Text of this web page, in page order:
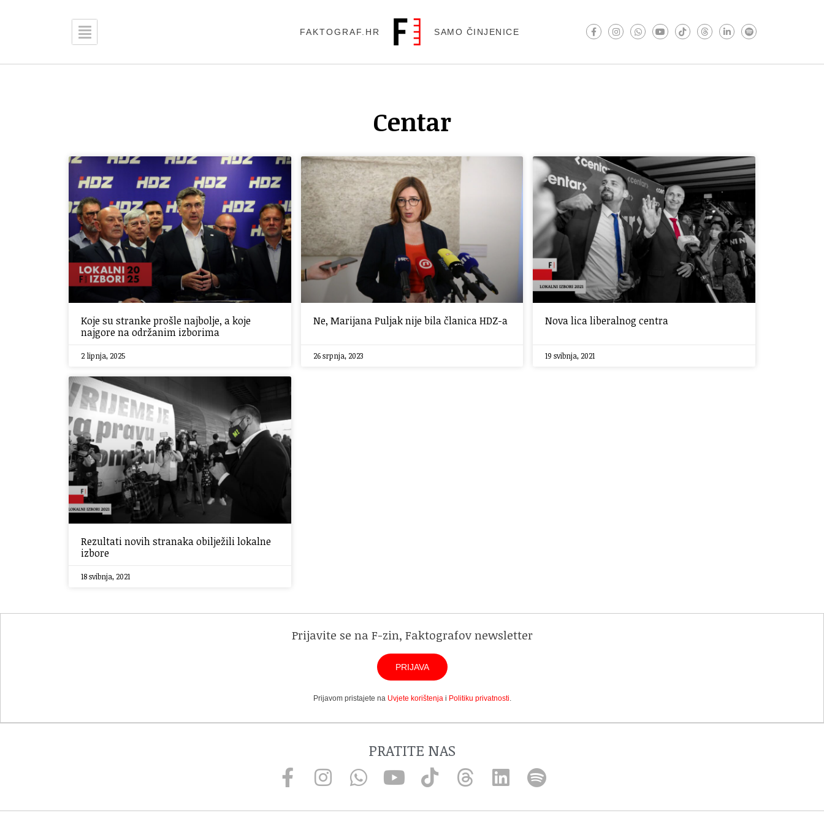
FAKTOGRAF.HR SAMO ČINJENICE
Centar
Koje su stranke prošle najbolje, a koje
najgore na održanim izborima
2 lipnja, 2025
Ne, Marijana Puljak nije bila članica HDZ-a
26 srpnja, 2023
Nova lica liberalnog centra
19 svibnja, 2021
Rezultati novih stranaka obilježili lokalne
izbore
18 svibnja, 2021
Prijavite se na F-zin, Faktografov newsletter
PRIJAVA
Prijavom pristajete na Uvjete korištenja i Politiku privatnosti
PRATITE NAS